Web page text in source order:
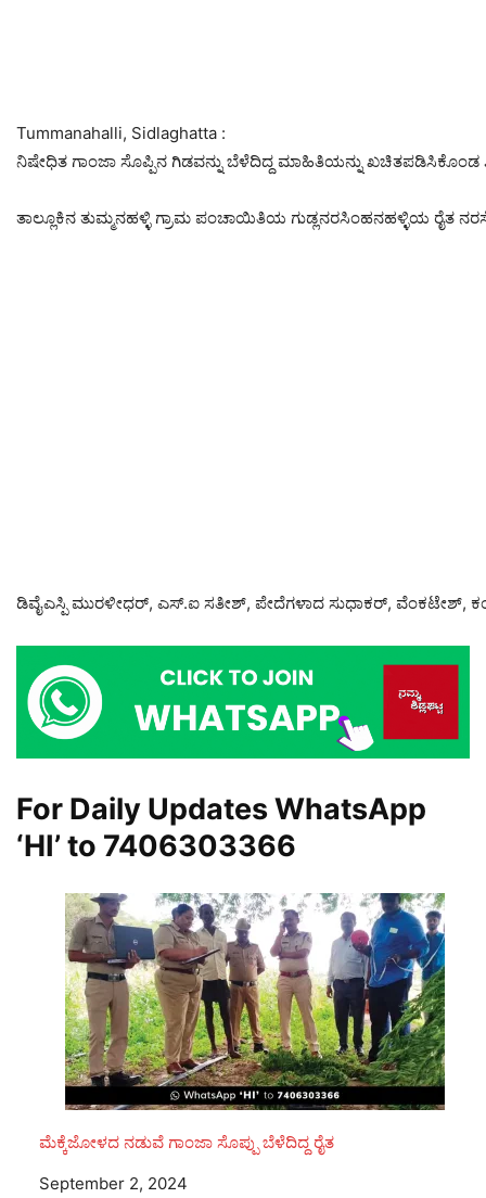
Tummanahalli, Sidlaghatta :
ನಿಷೇಧಿತ ಗಾಂಜಾ ಸೊಪ್ಪಿನ ಗಿಡವನ್ನು ಬೆಳೆದಿದ್ದ ಮಾಹಿತಿಯನ್ನು ಖಚಿತಪಡಿಸಿಕೊಂಡ
ತಾಲ್ಲೂಕಿನ ತುಮ್ಮನಹಳ್ಳಿ ಗ್ರಾಮ ಪಂಚಾಯಿತಿಯ ಗುಡ್ಲನರಸಿಂಹನಹಳ್ಳಿಯ ರೈತ
ಡಿವೈಎಸ್ಪಿ ಮುರಳೀಧರ್, ಎಸ್‌.ಐ ಸತೀಶ್, ಪೇದೆಗಳಾದ ಸುಧಾಕರ್, ವೆಂಕಟೇಶ್,
For Daily Updates WhatsApp
‘HI’ to 7406303366
ಮೆಕ್ಕೆಜೋಳದ ನಡುವೆ ಗಾಂಜಾ ಸೊಪ್ಪು ಬೆಳೆದಿದ್ದ ರೈತ
Date
September 2, 2024